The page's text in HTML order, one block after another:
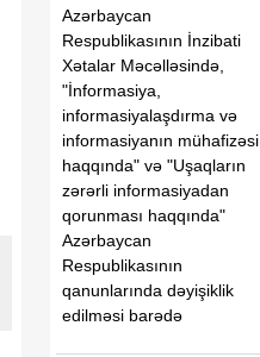
Azərbaycan
Respublikasının İnzibati
Xətalar Məcəlləsində,
"İnformasiya,
informasiyalaşdırma və
informasiyanın mühafizəsi
haqqında" və "Uşaqların
zərərli informasiyadan
qorunması haqqında"
Azərbaycan
Respublikasının
qanunlarında dəyişiklik
edilməsi barədə